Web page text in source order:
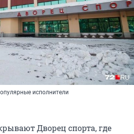
исполнители
Дворец спорта, где